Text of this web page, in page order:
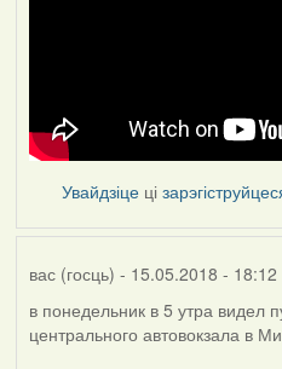
Увайдзіце ці
вас (госць) - 15.05.2018 - 18:12
в понедельник в 5 утра видел
центрального автовокзала в